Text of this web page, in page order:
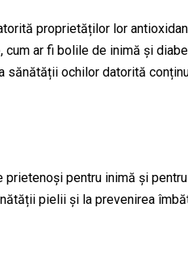
proprietăților lor
ar fi bolile de inimă și
sănătății ochilor datorită
pentru inimă și
pielii și la prevenirea